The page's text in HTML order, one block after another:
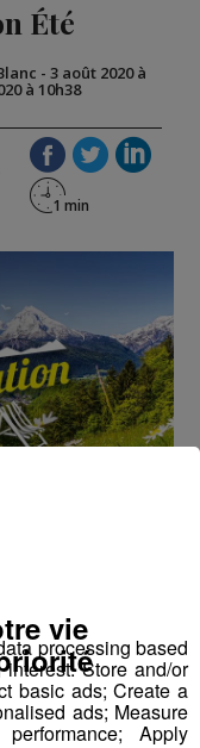
Été
- 3 août 2020 à
à 10h38
des vacances :
et 17h45 sur
processing based
Store and/or
basic ads; Create a
ads; Measure
Apply
vie